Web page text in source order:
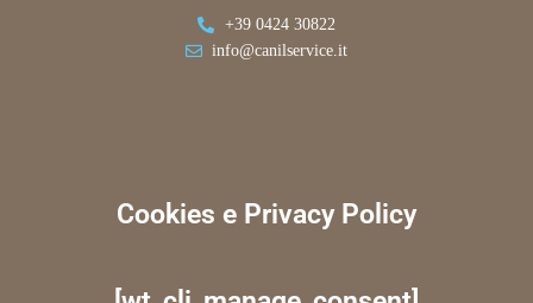
+39 0424 30822
info@canilservice.it
Cookies e Privacy Policy